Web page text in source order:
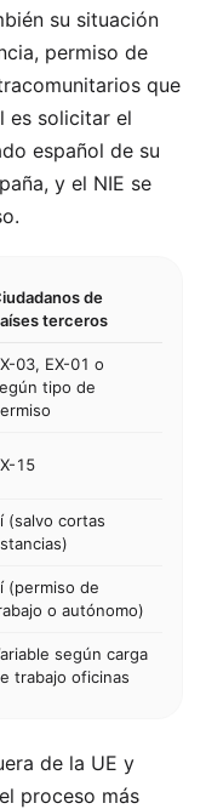
su situación
permiso de
que
es solicitar el
español de su
y el NIE se
de
terceros
03, EX-01 o
tipo de
15
(salvo cortas
(permiso de
o autónomo)
según carga
trabajo oficinas
de la UE y
proceso más